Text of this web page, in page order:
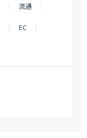
流通
EC